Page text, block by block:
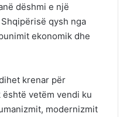
dëshmi e një
qysh nga
ekonomik dhe
krenar për
vetëm vendi ku
modernizmit